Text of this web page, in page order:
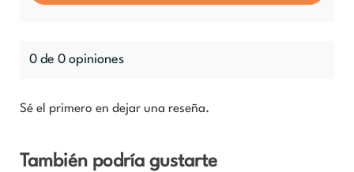
0 de 0 opiniones
Sé el primero en dejar una reseña.
También podría gustarte